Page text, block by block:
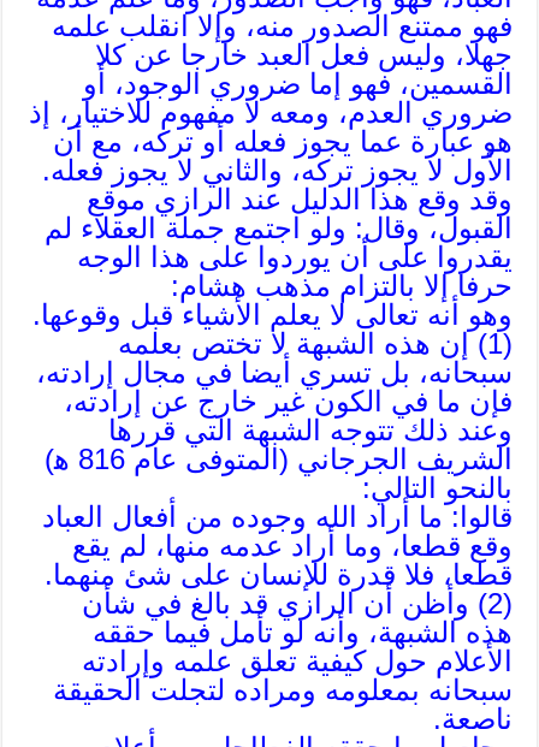
فهو ممتنع الصدور منه، وإلا انقلب علمه
جهلا، وليس فعل العبد خارجا عن كلا
القسمين، فهو إما ضروري الوجود، أو
ضروري العدم، ومعه لا مفهوم للاختيار، إذ
هو عبارة عما يجوز فعله أو تركه، مع أن
الأول لا يجوز تركه، والثاني لا يجوز فعله.
وقد وقع هذا الدليل عند الرازي موقع
القبول، وقال: ولو اجتمع جملة العقلاء لم
يقدروا على أن يوردوا على هذا الوجه
حرفا إلا بالتزام مذهب هشام:
وهو أنه تعالى لا يعلم الأشياء قبل وقوعها.
(1) إن هذه الشبهة لا تختص بعلمه
سبحانه، بل تسري أيضا في مجال إرادته،
فإن ما في الكون غير خارج عن إرادته،
وعند ذلك تتوجه الشبهة التي قررها
الشريف الجرجاني (المتوفى عام 816 ه‍)
بالنحو التالي:
قالوا: ما أراد الله وجوده من أفعال العباد
وقع قطعا، وما أراد عدمه منها، لم يقع
قطعا، فلا قدرة للإنسان على شئ منهما.
(2) وأظن أن الرازي قد بالغ في شأن
هذه الشبهة، وأنه لو تأمل فيما حققه
الأعلام حول كيفية تعلق علمه وإرادته
سبحانه بمعلومه ومراده لتجلت الحقيقة
ناصعة.